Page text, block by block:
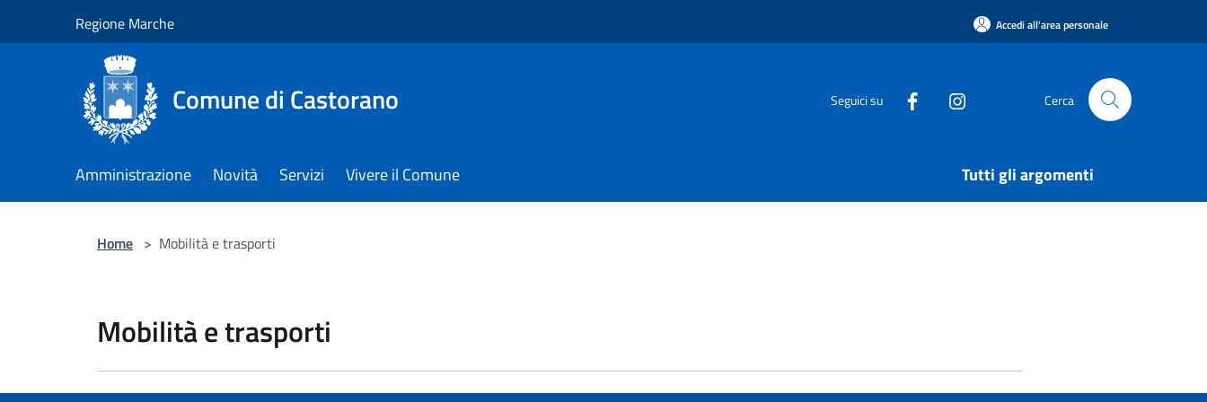
Regione Marche Accedi all'area personale
Comune di Castorano Seguici su Cerca
Amministrazione Novità Servizi Vivere il Comune Tutti gli argomenti
Home > Mobilità e trasporti
Mobilità e trasporti